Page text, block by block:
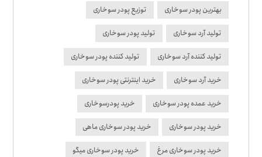
بهترین پودر سوخاری توزیع پودر سوخاری
تولید آرد سوخاری تولید پودر سوخاری
تولید کننده آرد سوخاری تولید کننده پودر سوخاری
خرید آرد سوخاری خرید اینترنتی پودر سوخاری
خرید عمده پودر سوخاری خرید پودرسوخاری
خرید پودر سوخاری خرید پودر سوخاری ماهی
خرید پودر سوخاری مرغ خرید پودر سوخاری میگو